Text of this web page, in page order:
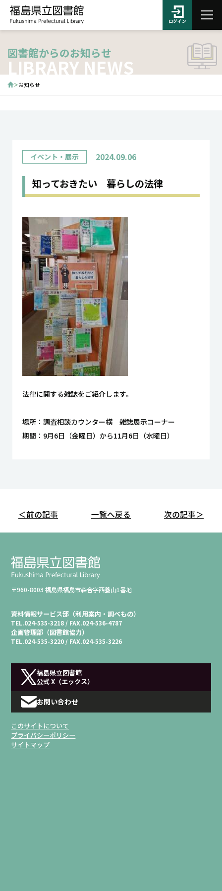
ログイン
図書館からのお知らせ
LIBRARY NEWS
お知らせ
イベント・展示 2024.09.06
知っておきたい 暮らしの法律
法律に関する雑誌をご紹介します。
場所：調査相談カウンター横 雑誌展示コーナー
期間：9月6日（金曜日）から11月6日（水曜日）
＜前の記事 一覧へ戻る 次の記事＞
〒960-8003 福島県福島市森合字西養山1番地
資料情報サービス部（利用案内・調べもの）
TEL.024-535-3218 / FAX.024-536-4787
企画管理部（図書館協力）
TEL.024-535-3220 / FAX.024-535-3226
福島県立図書館
公式 X（エックス）
お問い合わせ
このサイトについて
プライバシーポリシー
サイトマップ